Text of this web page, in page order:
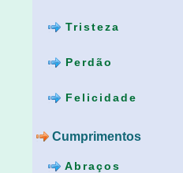
Tristeza
Perdão
Felicidade
Cumprimentos
Abraços